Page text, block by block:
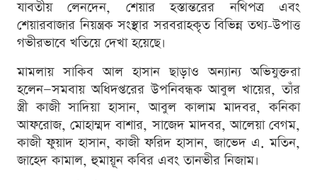
যাবতীয় লেনদেন, শেয়ার হস্তান্তরের নথিপত্র এবং
শেয়ারবাজার নিয়ন্ত্রক সংস্থার সরবরাহকৃত বিভিন্ন তথ্য-উপাত্ত
গভীরভাবে খতিয়ে দেখা হয়েছে।
মামলায় সাকিব আল হাসান ছাড়াও অন্যান্য অভিযুক্তরা
হলেন—সমবায় অধিদপ্তরের উপনিবন্ধক আবুল খায়ের, তাঁর
স্ত্রী কাজী সাদিয়া হাসান, আবুল কালাম মাদবর, কনিকা
আফরোজ, মোহাম্মদ বাশার, সাজেদ মাদবর, আলেয়া বেগম,
কাজী ফুয়াদ হাসান, কাজী ফরিদ হাসান, জাভেদ এ. মতিন,
জাহেদ কামাল, হুমায়ূন কবির এবং তানভীর নিজাম।